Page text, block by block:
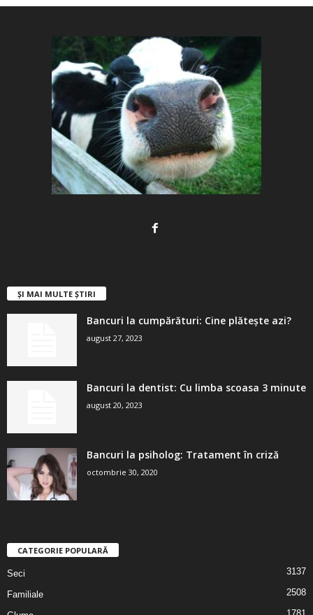
ȘI MAI MULTE ȘTIRI
Bancuri la cumpărături: Cine plătește azi?
august 27, 2023
Bancuri la dentist: Cu limba scoasa 3 minute
august 20, 2023
Bancuri la psiholog: Tratament în criză
octombrie 30, 2020
CATEGORIE POPULARĂ
Seci 3137
Familiale 2508